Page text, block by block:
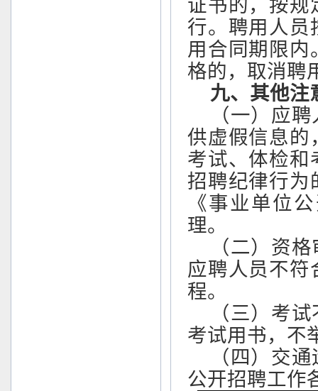
证书的，按规
行。聘用人员
用合同期限内
格的，取消聘
九、其他注
（一）应
供虚假信息的
考试、体检和
招聘纪律行为
《事业单位
理。
（二）资
应聘人员不符
程。
（三）考
考试用书，不
（四）交
公开招聘工作